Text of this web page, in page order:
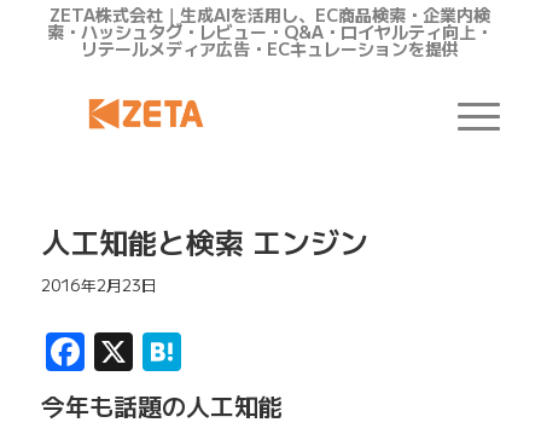
ZETA株式会社｜生成AIを活用し、EC商品検索・企業内検
索・ハッシュタグ・レビュー・Q&A・ロイヤルティ向上・
リテールメディア広告・ECキュレーションを提供
人工知能と検索 エンジン
2016年2月23日
Facebook
X Hatena
今年も話題の人工知能